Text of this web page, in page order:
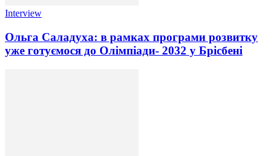
Interview
Ольга Саладуха: в рамках програми розвитку
уже готуємося до Олімпіади- 2032 у Брісбені